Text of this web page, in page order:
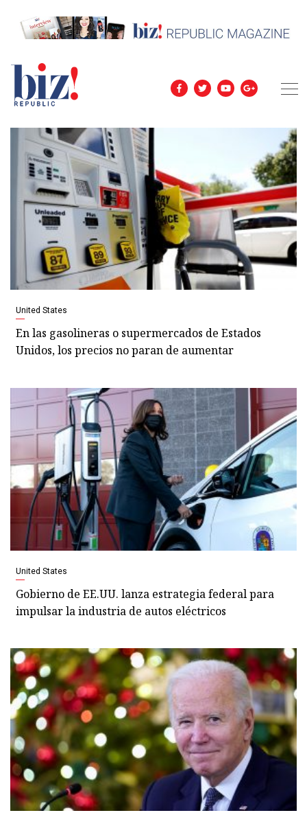
United States
En las gasolineras o supermercados de Estados
Unidos, los precios no paran de aumentar
United States
Gobierno de EE.UU. lanza estrategia federal para
impulsar la industria de autos eléctricos